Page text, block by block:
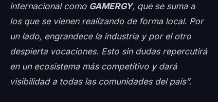
internacional como GAMERGY, que se suma a
los que se vienen realizando de forma local. Por
un lado, engrandece la industria y por el otro
despierta vocaciones. Esto sin dudas repercutirá
en un ecosistema más competitivo y dará
visibilidad a todas las comunidades del país”.